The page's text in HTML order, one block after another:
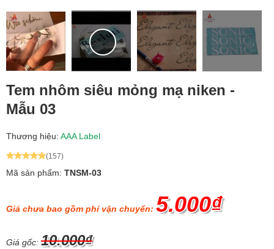
Tem nhôm siêu mỏng mạ niken -
Mẫu 03
Thương hiệu: AAA Label
(157)
Mã sản phẩm: TNSM-03
Giá chưa bao gồm phí vận chuyển: 5.000₫
Giá gốc: 10.000₫